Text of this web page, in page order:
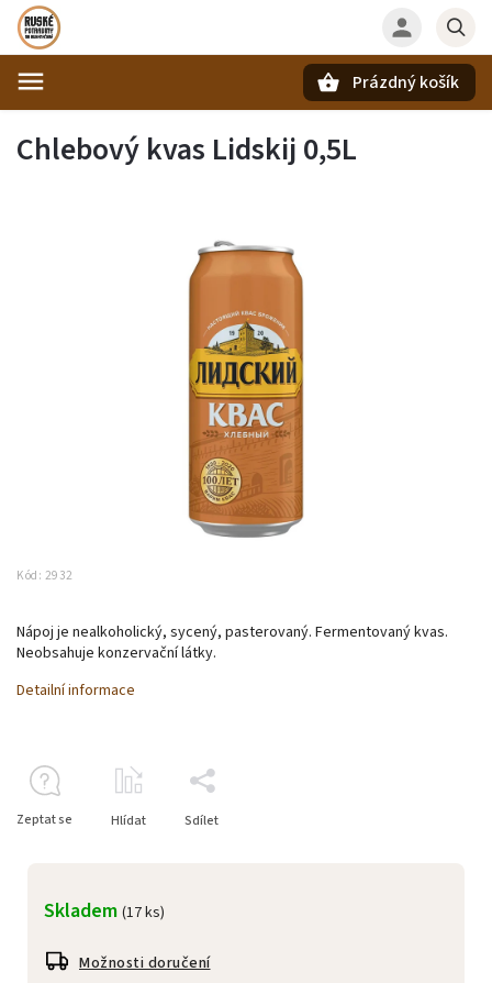
Prázdný košík
Chlebový kvas Lidskij 0,5L
Kód: 2932
Skladem (17 ks)
Možnosti doručení
Nápoj je nealkoholický, sycený, pasterovaný. Fermentovaný kvas.
Neobsahuje konzervační látky.
Detailní informace
Zeptat se Hlídat Sdílet